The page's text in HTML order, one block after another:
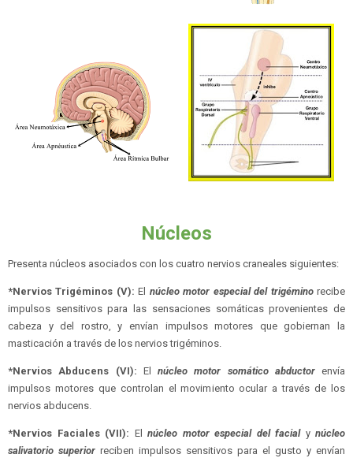
Núcleos
Presenta núcleos asociados con los cuatro nervios craneales siguientes:
*Nervios Trigéminos (V):El núcleo motor especial del trigéminorecibe
impulsos sensitivos para las sensaciones somáticas provenientes de
cabeza y del rostro, y envían impulsos motores que gobiernan la
masticación a través de los nervios trigéminos.
*Nervios Abducens (VI): El núcleo motor somático abductor envía
impulsos motores que controlan el movimiento ocular a través de los
nervios abducens.
*Nervios Faciales (VII): El núcleo motor especial del facialy núcleo
salivatorio superior reciben impulsos sensitivos para el gusto y envían